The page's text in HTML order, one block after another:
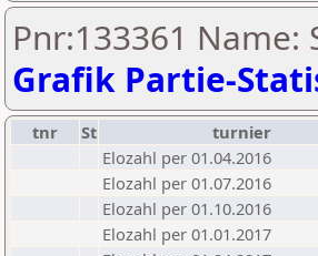
Pnr:133361 Name:
Grafik Partie-
tnr St turnier
Elozahl per 01.04.2016
Elozahl per 01.07.2016
Elozahl per 01.10.2016
Elozahl per 01.01.2017